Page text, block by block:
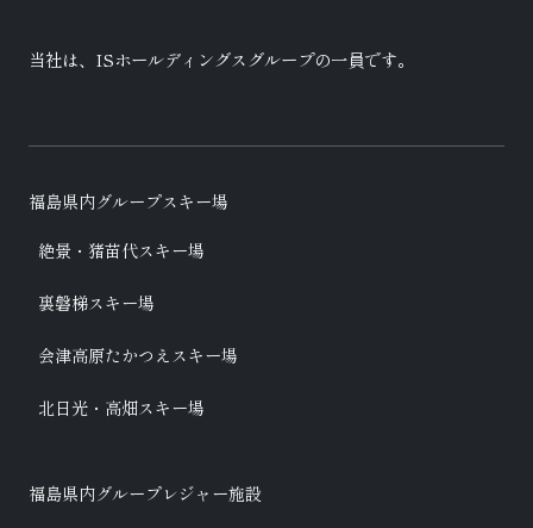
当社は、 ISホールディングスグループの一員です。
福島県内グループスキー場
絶景・猪苗代スキー場
裏磐梯スキー場
会津高原たかつえスキー場
北日光・高畑スキー場
福島県内グループレジャー施設